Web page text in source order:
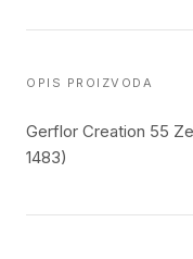
OPIS PROIZVODA
Gerflor Creation 55
1483)